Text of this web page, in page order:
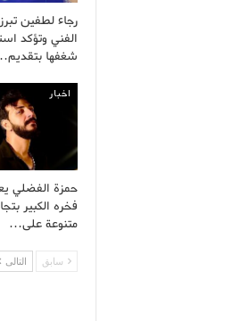
رجاء لطفين
الفني وتؤكد
شغفها
اخبار
حمزة الفضلي
فخره الكبير
متنوعة على…
سابق التالى